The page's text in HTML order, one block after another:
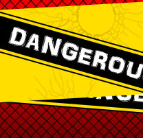
安デリヘル・